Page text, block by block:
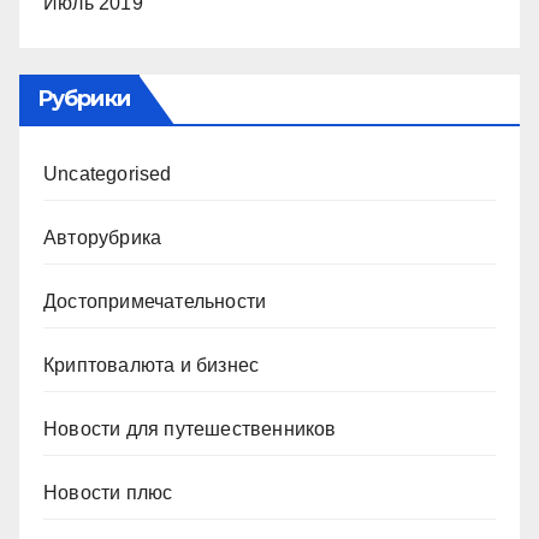
Рубрики
Uncategorised
Авторубрика
Достопримечательности
Криптовалюта и бизнес
Новости для путешественников
Новости плюс